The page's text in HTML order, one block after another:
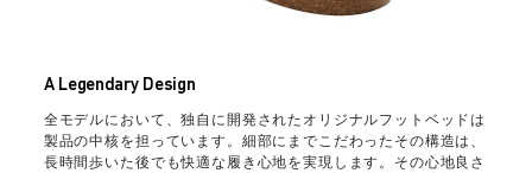
A Legendary Design
全モデルにおいて、独自に開発されたオリジナルフットベッドは
製品の中核を担っています。細部にまでこだわったその構造は、
長時間歩いた後でも快適な履き心地を実現します。その心地良さ